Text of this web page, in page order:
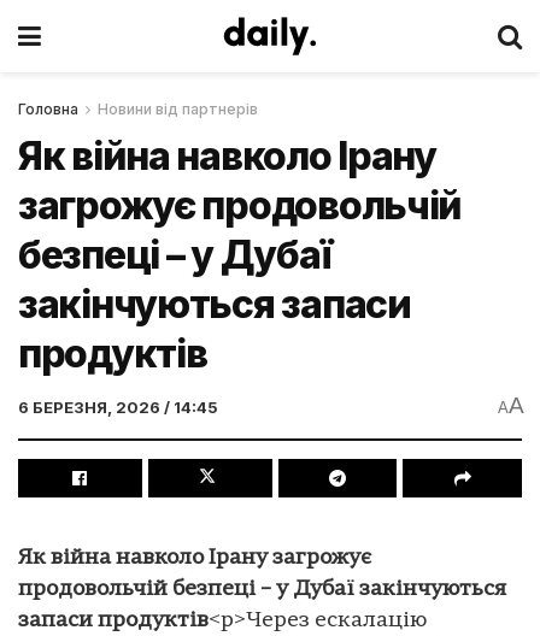
Головна Новини від партнерів
Як війна навколо Ірану
загрожує продовольчій
безпеці – у Дубаї
закінчуються запаси
продуктів
6 БЕРЕЗНЯ, 2026 / 14:45 AA
Як війна навколо Ірану загрожує
продовольчій безпеці – у Дубаї закінчуються
запаси продуктів<p>Через ескалацію